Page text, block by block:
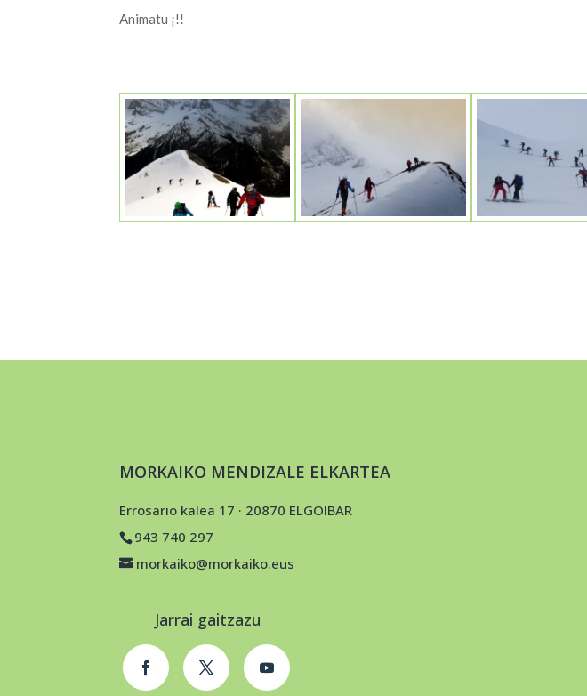
Animatu ¡!!
MORKAIKO MENDIZALE ELKARTEA
Errosario kalea 17 · 20870 ELGOIBAR
943 740 297
morkaiko@morkaiko.eus
Jarrai gaitzazu